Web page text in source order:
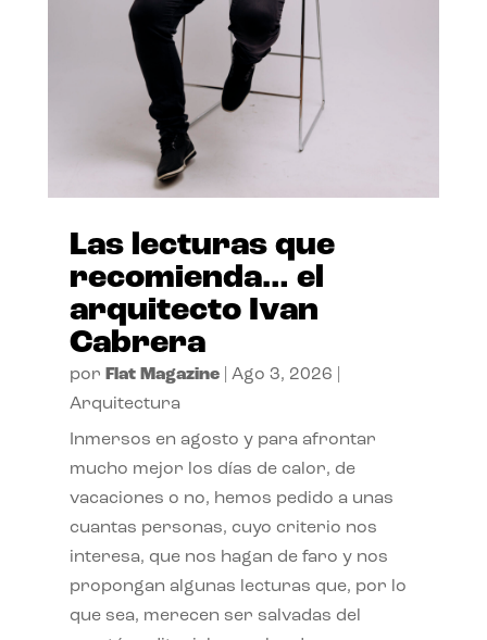
Las lecturas que
recomienda… el
arquitecto Ivan
Cabrera
por Flat Magazine| Ago 3, 2026
Arquitectura
Inmersos en agosto y para afrontar
mucho mejor los días de calor, de
vacaciones o no, hemos pedido a unas
cuantas personas, cuyo criterio nos
interesa, que nos hagan de faro y nos
propongan algunas lecturas que, por lo
que sea, merecen ser salvadas del